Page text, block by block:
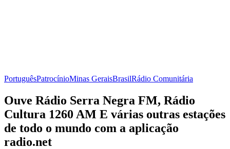
PortuguêsPatrocínioMinas GeraisBrasilRádio Comunitária
Ouve Rádio Serra Negra FM, Rádio
Cultura 1260 AM E várias outras estações
de todo o mundo com a aplicação
radio.net